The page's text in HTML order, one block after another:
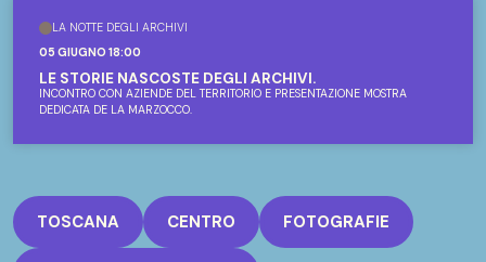
LA NOTTE DEGLI ARCHIVI
05 GIUGNO 18:00
LE STORIE NASCOSTE DEGLI ARCHIVI.
INCONTRO CON AZIENDE DEL TERRITORIO E PRESENTAZIONE MOSTRA
DEDICATA DE LA MARZOCCO.
TOSCANA CENTRO FOTOGRAFIE